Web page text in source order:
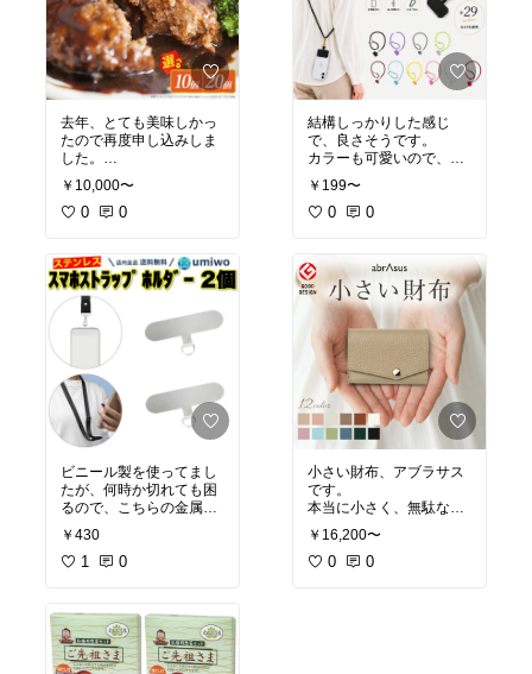
去年、とても美味しかっ
たので再度申し込みしま
した。
お弁当おかずにも重宝し
ました。
また、楽しみにしていま
￥10,000〜
0 0
ビニール製を使ってまし
たが、何時か切れても困
るので、こちらの金属製
があるのを見つけ購入し
ました。
丈夫で耐久性有りそう
ので、良かったです。
￥430
1 0
結構しっかりした感じ
で、良さそうです。
カラーも可愛いので、色
違いで買って付け替えて
も良いかも。
発送も早く、お値段もリ
￥199〜
0 0
小さい財布、アブラサス
です。
本当に小さく、無駄なレ
シートやポイントカー
ド、カード等を貯め置く
事が出来ないので、使う
￥16,200〜
0 0